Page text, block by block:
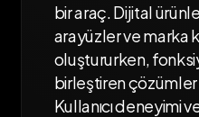
biraraç.Dijital
arayüzlervemarka
oluştururken,
birleştirençözümler
Kullanıcıdeneyimi